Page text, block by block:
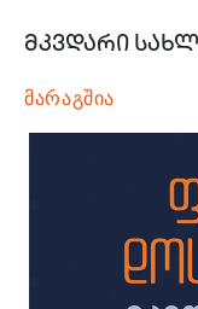
მკვდარი
მარაგშია